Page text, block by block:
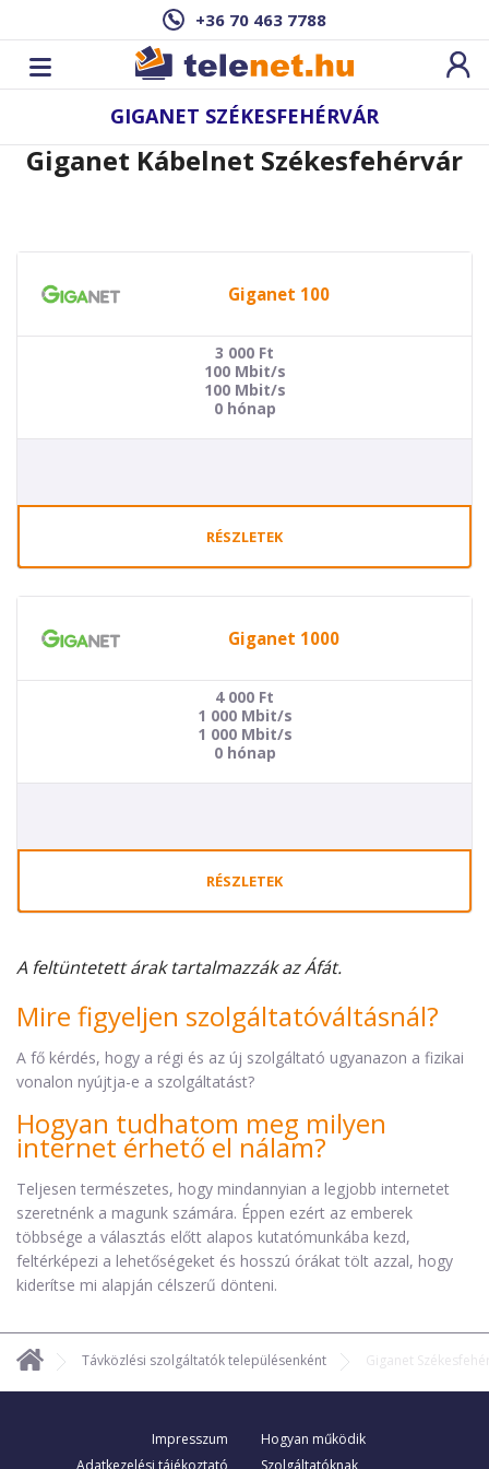
+36 70 463 7788
GIGANET SZÉKESFEHÉRVÁR
Giganet Kábelnet Székesfehérvár
Giganet 100
3 000 Ft
100 Mbit/s
100 Mbit/s
0 hónap
RÉSZLETEK
Giganet 1000
4 000 Ft
1 000 Mbit/s
1 000 Mbit/s
0 hónap
RÉSZLETEK
A feltüntetett árak tartalmazzák az Áfát.
Mire figyeljen szolgáltatóváltásnál?
A fő kérdés, hogy a régi és az új szolgáltató ugyanazon a fizikai
vonalon nyújtja-e a szolgáltatást?
Hogyan tudhatom meg milyen
internet érhető el nálam?
Teljesen természetes, hogy mindannyian a legjobb internetet
szeretnénk a magunk számára. Éppen ezért az emberek
többsége a választás előtt alapos kutatómunkába kezd,
feltérképezi a lehetőségeket és hosszú órákat tölt azzal, hogy
kiderítse mi alapján célszerű dönteni.
Távközlési szolgáltatók településenként Giganet
Impresszum
Adatkezelési tájékoztató
Hogyan működik
Szolgáltatóknak